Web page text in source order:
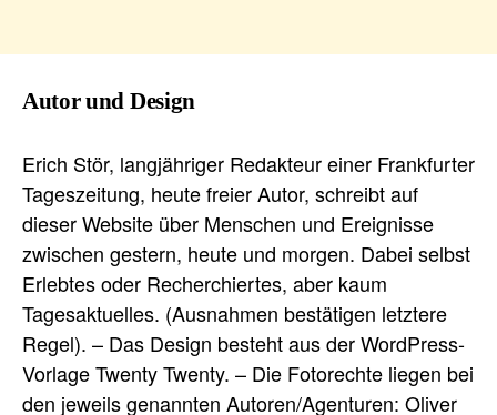
Autor und Design
Erich Stör, langjähriger Redakteur einer Frankfurter
Tageszeitung, heute freier Autor, schreibt auf
dieser Website über Menschen und Ereignisse
zwischen gestern, heute und morgen. Dabei selbst
Erlebtes oder Recherchiertes, aber kaum
Tagesaktuelles. (Ausnahmen bestätigen letztere
Regel). – Das Design besteht aus der WordPress-
Vorlage Twenty Twenty. – Die Fotorechte liegen bei
den jeweils genannten Autoren/Agenturen: Oliver